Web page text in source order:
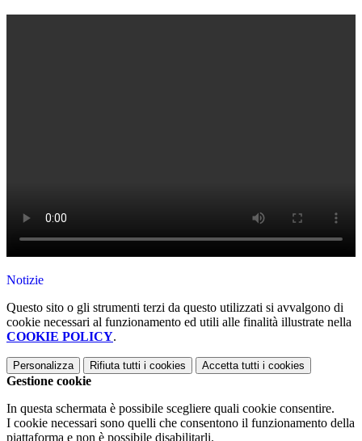
Notizie
Questo sito o gli strumenti terzi da questo utilizzati si avvalgono di
cookie necessari al funzionamento ed utili alle finalità illustrate nella
COOKIE POLICY.
Personalizza Rifiuta tutti i cookies Accetta tutti i cookies
Gestione cookie
In questa schermata è possibile scegliere quali cookie consentire.
I cookie necessari sono quelli che consentono il funzionamento della
piattaforma e non è possibile disabilitarli.